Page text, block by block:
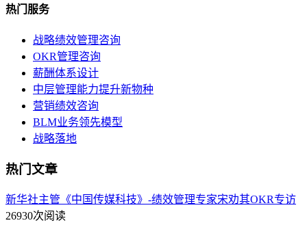
热门服务
战略绩效管理咨询
OKR管理咨询
薪酬体系设计
中层管理能力提升新物种
营销绩效咨询
BLM业务领先模型
战略落地
热门文章
新华社主管《中国传媒科技》-绩效管理专家宋劝其OKR专访
26930次阅读